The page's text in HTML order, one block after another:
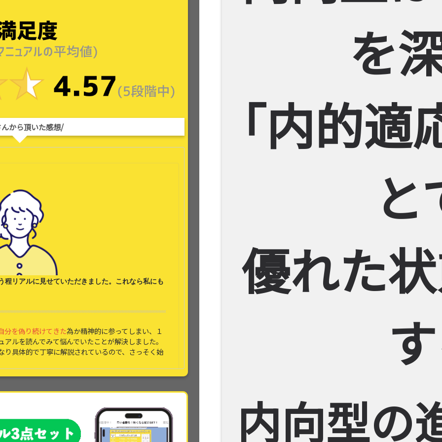
から頂いた感想/
程リアルに見せていただきました。これなら私にも
分を偽り続けてきた為か精神的に参ってしまい、１
ルを読んでみて悩んでいたことが解決しました。
り具体的で丁寧に解説されているので、さっそく始
を
｢内的適
優れた
内向型の